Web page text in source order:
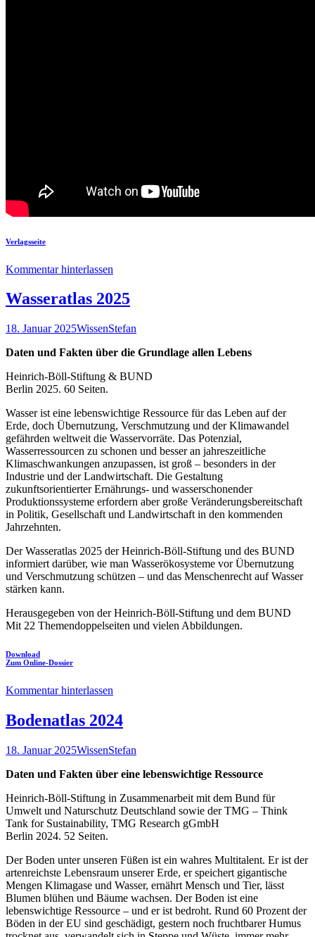
Verlagsseite
Kommentar hinterlassen
Wasseratlas 2025
18. Januar 2025WissenStefan
Daten und Fakten über die Grundlage allen Lebens
Heinrich-Böll-Stiftung & BUND
Berlin 2025. 60 Seiten.
Wasser ist eine lebenswichtige Ressource für das Leben auf der
Erde, doch Übernutzung, Verschmutzung und der Klimawandel
gefährden weltweit die Wasservorräte. Das Potenzial,
Wasserressourcen zu schonen und besser an jahreszeitliche
Klimaschwankungen anzupassen, ist groß – besonders in der
Industrie und der Landwirtschaft. Die Gestaltung
zukunftsorientierter Ernährungs- und wasserschonender
Produktionssysteme erfordern aber große Veränderungsbereitschaft
in Politik, Gesellschaft und Landwirtschaft in den kommenden
Jahrzehnten.
Der Wasseratlas 2025 der Heinrich-Böll-Stiftung und des BUND
informiert darüber, wie man Wasserökosysteme vor Übernutzung
und Verschmutzung schützen – und das Menschenrecht auf Wasser
stärken kann.
Herausgegeben von der Heinrich-Böll-Stiftung und dem BUND
Mit 22 Themendoppelseiten und vielen Abbildungen.
Download
Zum Online-Dossier
Kommentar hinterlassen
Bodenatlas 2024
18. Januar 2025WissenStefan
Daten und Fakten über eine lebenswichtige Ressource
Heinrich-Böll-Stiftung in Zusammenarbeit mit dem Bund für
Umwelt und Naturschutz Deutschland sowie der TMG – Think
Tank for Sustainability, TMG Research gGmbH
Berlin 2024. 52 Seiten.
Der Boden unter unseren Füßen ist ein wahres Multitalent. Er ist der
artenreichste Lebensraum unserer Erde, er speichert gigantische
Mengen Klimagase und Wasser, ernährt Mensch und Tier, lässt
Blumen blühen und Bäume wachsen. Der Boden ist eine
lebenswichtige Ressource – und er ist bedroht. Rund 60 Prozent der
Böden in der EU sind geschädigt, gestern noch fruchtbarer Humus